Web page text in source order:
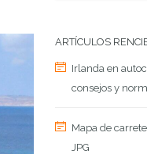
ARTÍCULOS
Irlanda en
consejos y
Mapa de
JPG